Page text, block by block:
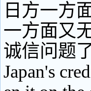
日方一方
一方面又
诚信问题了
Japan's